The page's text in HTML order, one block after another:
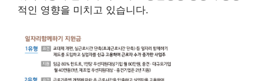
적인 영향을 미치고 있습니다.